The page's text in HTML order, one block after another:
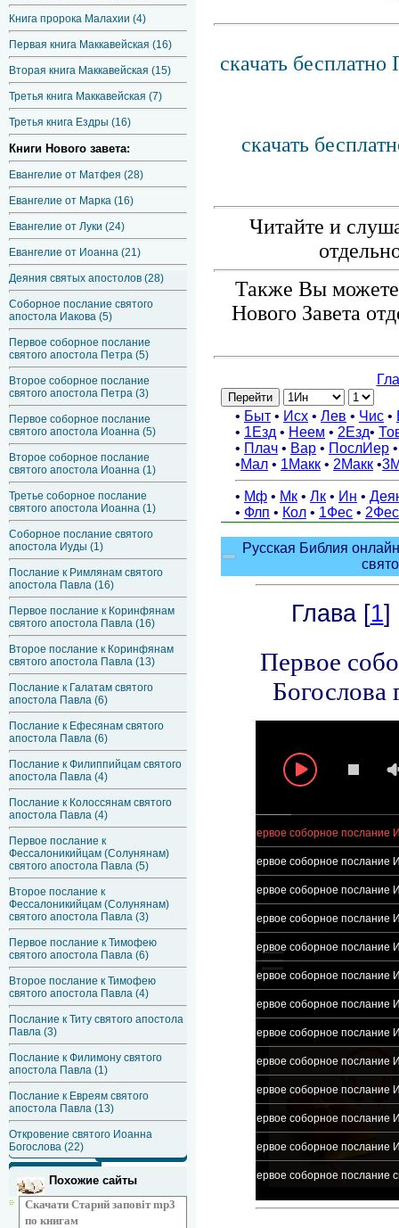
Книга пророка Малахии (4)
Первая книга Маккавейская (16)
Вторая книга Маккавейская (15)
Третья книга Маккавейская (7)
Третья книга Ездры (16)
Книги Нового завета:
Евангелие от Матфея (28)
Евангелие от Марка (16)
Евангелие от Луки (24)
Евангелие от Иоанна (21)
Деяния святых апостолов (28)
Соборное послание святого
апостола Иакова (5)
Первое соборное послание
святого апостола Петра (5)
Второе соборное послание
святого апостола Петра (3)
Первое соборное послание
святого апостола Иоанна (5)
Второе соборное послание
святого апостола Иоанна (1)
Третье соборное послание
святого апостола Иоанна (1)
Соборное послание святого
апостола Иуды (1)
Послание к Римлянам святого
апостола Павла (16)
Первое послание к Коринфянам
святого апостола Павла (16)
Второе послание к Коринфянам
святого апостола Павла (13)
Послание к Галатам святого
апостола Павла (6)
Послание к Ефесянам святого
апостола Павла (6)
Послание к Филиппийцам святого
апостола Павла (4)
Послание к Колоссянам святого
апостола Павла (4)
Первое послание к
Фессалоникийцам (Солунянам)
святого апостола Павла (5)
Второе послание к
Фессалоникийцам (Солунянам)
святого апостола Павла (3)
Первое послание к Тимофею
святого апостола Павла (6)
Второе послание к Тимофею
святого апостола Павла (4)
Послание к Титу святого апостола
Павла (3)
Послание к Филимону святого
апостола Павла (1)
Послание к Евреям святого
апостола Павла (13)
Откровение святого Иоанна
Богослова (22)
Похожие сайты
Скачати Старий заповіт mp3
по книгам
скачать
скачать
Читайте и
Также Вы можете
Нового Завета